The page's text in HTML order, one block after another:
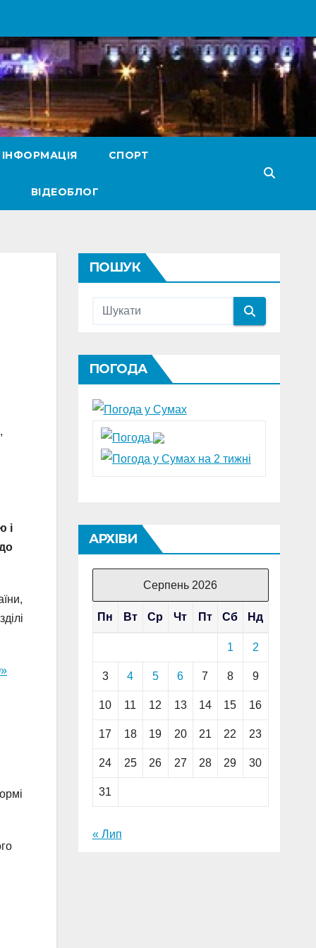
СПОРТ
ВІДЕОБЛОГ
,
і
ПОШУК
ПОГОДА
АРХІВИ
Серпень 2026
Пн Вт Ср Чт Пт Сб Нд
1 2
3 4 5 6 7 8 9
10 11 12 13 14 15 16
17 18 19 20 21 22 23
24 25 26 27 28 29 30
31
« Лип